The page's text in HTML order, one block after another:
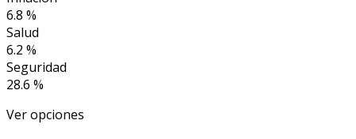
6.8 %
Salud
6.2 %
Seguridad
28.6 %
Ver opciones